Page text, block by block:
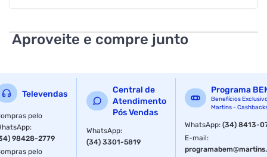
Aproveite e compre junto
Televendas
pelo
:
98428-2779
pelo
Central de
Atendimento
Pós Vendas
WhatsApp:
(34) 3301-5819
Programa
Benefícios
Martins -
WhatsApp:(34) 8413-
E-mail: